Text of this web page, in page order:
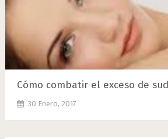
Cómo combatir el exceso de
30 Enero, 2017